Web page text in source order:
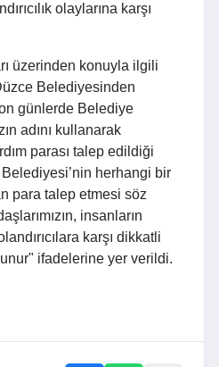
olaylarına karşı
üzerinden konuyla ilgili
Belediyesinden
günlerde Belediye
adını kullanarak
parası talep edildiği
herhangi bir
para talep etmesi söz
insanların
karşı dikkatli
ifadelerine yer verildi.